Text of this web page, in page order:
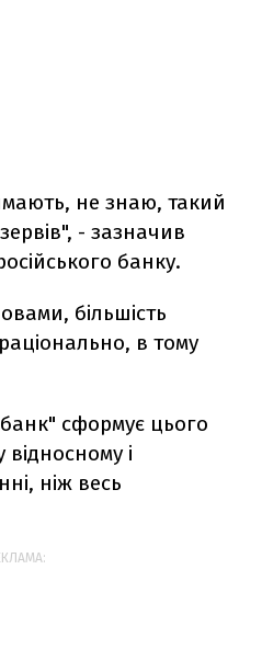
не знаю, такий
- зазначив
банку.
більшість
в тому
сформує цього
і
ніж весь